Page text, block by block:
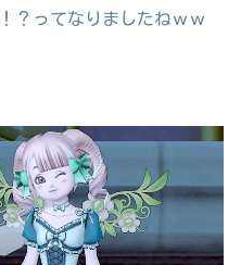
？ってなりましたねｗｗ